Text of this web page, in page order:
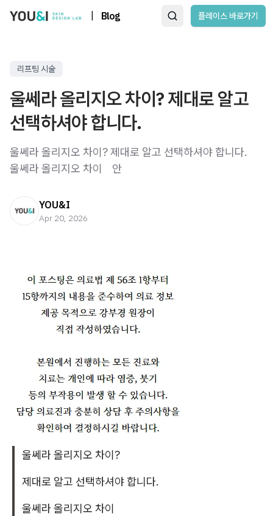
Blog 플레이스 바로가기
리프팅 시술
울쎄라 올리지오 차이? 제대로 알고
선택하셔야 합니다.
울쎄라 올리지오 차이? 제대로 알고 선택하셔야 합니다.
울쎄라 올리지오 차이 ​ ​ ​ 안
YOU&I
Apr 20, 2026
울쎄라 올리지오 차이?
제대로 알고 선택하셔야 합니다.
울쎄라 올리지오 차이